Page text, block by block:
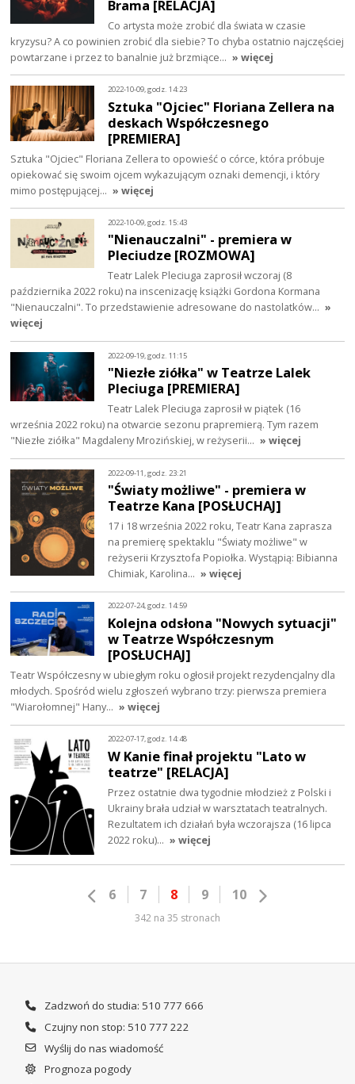
Brama [RELACJA]
Co artysta może zrobić dla świata w czasie
kryzysu? A co powinien zrobić dla siebie? To chyba ostatnio najczęściej
powtarzane i przez to banalnie już brzmiące… » więcej
2022-10-09, godz. 14:23
Sztuka "Ojciec" Floriana Zellera na
deskach Współczesnego
[PREMIERA]
Sztuka "Ojciec" Floriana Zellera to opowieść o córce, która próbuje
opiekować się swoim ojcem wykazującym oznaki demencji, i który
mimo postępującej… » więcej
2022-10-09, godz. 15:43
"Nienauczalni" - premiera w
Pleciudze [ROZMOWA]
Teatr Lalek Pleciuga zaprosił wczoraj (8
października 2022 roku) na inscenizację książki Gordona Kormana
"Nienauczalni". To przedstawienie adresowane do nastolatków… »
więcej
2022-09-19, godz. 11:15
"Niezłe ziółka" w Teatrze Lalek
Pleciuga [PREMIERA]
Teatr Lalek Pleciuga zaprosił w piątek (16
września 2022 roku) na otwarcie sezonu prapremierą. Tym razem
"Niezłe ziółka" Magdaleny Mrozińskiej, w reżyserii… » więcej
2022-09-11, godz. 23:21
"Światy możliwe" - premiera w
Teatrze Kana [POSŁUCHAJ]
17 i 18 września 2022 roku, Teatr Kana zaprasza
na premierę spektaklu "Światy możliwe" w
reżyserii Krzysztofa Popiołka. Wystąpią: Bibianna
Chimiak, Karolina… » więcej
2022-07-24, godz. 14:59
Kolejna odsłona "Nowych sytuacji"
w Teatrze Współczesnym
[POSŁUCHAJ]
Teatr Współczesny w ubiegłym roku ogłosił projekt rezydencjalny dla
młodych. Spośród wielu zgłoszeń wybrano trzy: pierwsza premiera
"Wiarołomnej" Hany… » więcej
2022-07-17, godz. 14:48
W Kanie finał projektu "Lato w
teatrze" [RELACJA]
Przez ostatnie dwa tygodnie młodzież z Polski i
Ukrainy brała udział w warsztatach teatralnych.
Rezultatem ich działań była wczorajsza (16 lipca
2022 roku)… » więcej
6 7 8 9 10
342 na 35 stronach
Zadzwoń do studia: 510 777 666
Czujny non stop: 510 777 222
Wyślij do nas wiadomość
Prognoza pogody